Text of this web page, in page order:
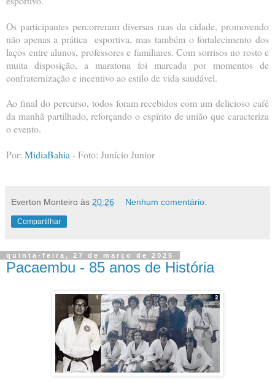
Os participantes percorreram diversas ruas da cidade, promovendo
não apenas a prática esportiva, mas também o fortalecimento dos
laços entre alunos, professores e familiares. Com sorrisos no rosto e
muita disposição, a maratona foi marcada por momentos de
confraternização e incentivo ao estilo de vida saudável.
Ao final do percurso, todos foram recebidos com um delicioso café
da manhã partilhado, reforçando o espírito de união que caracteriza
o evento.
Por: MidiaBahia - Foto: Junício Junior
Everton Monteiro às 20:26 Nenhum comentário:
Compartilhar
quinta-feira, 27 de março de 2025
Pacaembu - 85 anos de História